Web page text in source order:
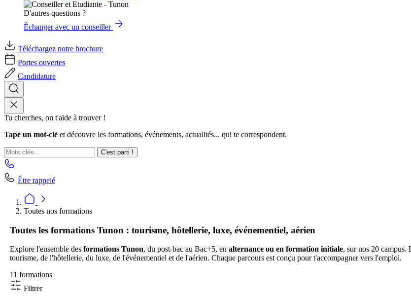
D'autres questions ?
Échanger avec un conseiller
Téléchargez notre brochure
Portes ouvertes
Candidature
Tu cherches, on t'aide à trouver !
Tape un mot-clé et découvre les formations, événements, actualités... qui te correspondent.
C'est parti !
Être rappelé
Toutes nos formations
Toutes les formations Tunon : tourisme, hôtellerie, luxe, événementiel, aérien
Explore l'ensemble des formations Tunon, du post-bac au Bac+5, en alternance ou en formation initiale, sur nos 20 campus.
tourisme, de l'hôtellerie, du luxe, de l'événementiel et de l'aérien. Chaque parcours est conçu pour t'accompagner vers l'emploi.
11 formations
Filtrer